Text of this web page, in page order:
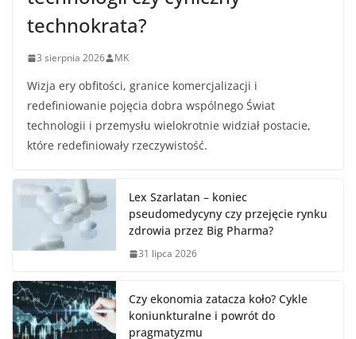
technokrata?
3 sierpnia 2026 MK
Wizja ery obfitości, granice komercjalizacji i
redefiniowanie pojęcia dobra wspólnego Świat
technologii i przemysłu wielokrotnie widział postacie,
które redefiniowały rzeczywistość.
Lex Szarlatan – koniec
pseudomedycyny czy przejęcie rynku
zdrowia przez Big Pharma?
31 lipca 2026
Czy ekonomia zatacza koło? Cykle
koniunkturalne i powrót do
pragmatyzmu